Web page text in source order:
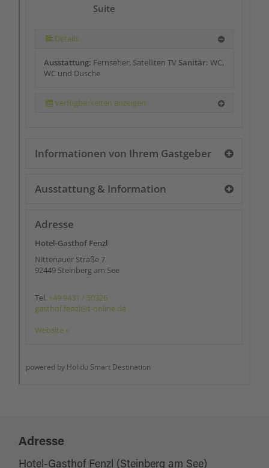
Adresse
Hotel-Gasthof Fenzl (Steinberg am See)